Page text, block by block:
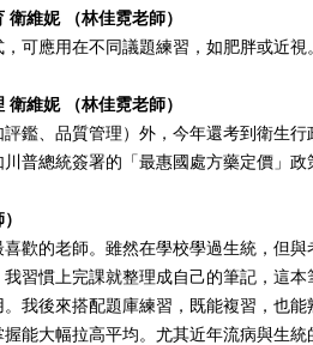
衛維妮
（林佳霓老師）
可應用在不同議題練習，如肥胖或近
維妮 （林佳霓老師）
鑑、品質管理）外，今年還考到衛生
普總統簽署的「最惠國處方藥定價」
歡的老師。雖然在學校學過生統，但
習慣上完課就整理成自己的筆記，這
我後來搭配題庫練習，既能複習，也
能大幅拉高平均。尤其近年流病與生